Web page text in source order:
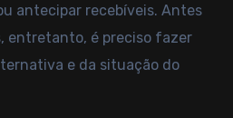
antecipar recebíveis. Antes
entretanto, é preciso fazer
e da situação do